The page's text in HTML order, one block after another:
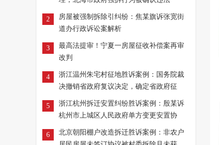
2
房屋被强制拆除引纠纷：焦某旗诉张宽街
道办行政诉讼案解析
3
最高法提审！宁夏一房屋征收补偿案再审
改判
4
浙江温州朱宅村征地胜诉案例：国务院裁
决撤销省政府复议决定，确定省政府征
5
浙江杭州拆迁安置纠纷胜诉案例：殷某诉
杭州市上城区人民政府单方变更安置协
6
北京朝阳棚户改造拆迁胜诉案例：非农户